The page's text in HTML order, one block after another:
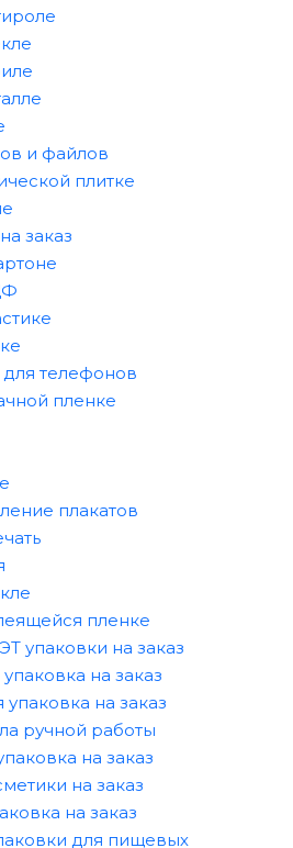
и файлов
плитке
заказ
для телефонов
пленке
плакатов
пленке
упаковки на заказ
на заказ
на заказ
ручной работы
на заказ
на заказ
на заказ
для пищевых